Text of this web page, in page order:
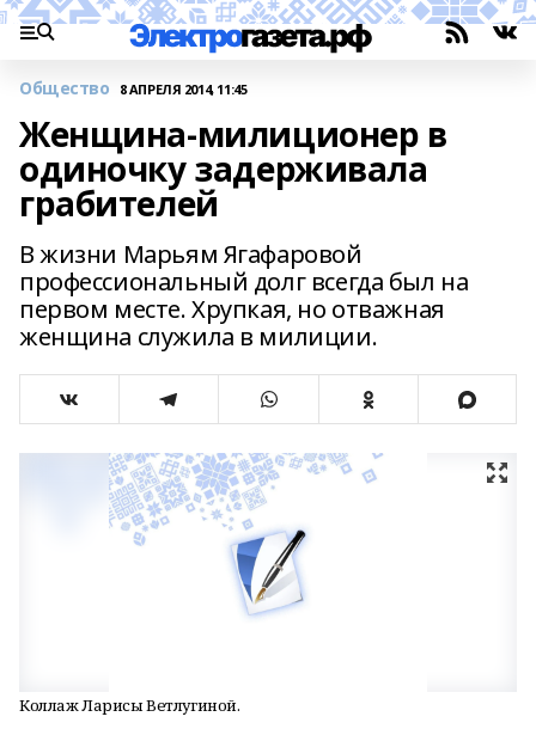
Общество 8 АПРЕЛЯ 2014, 11:45
Женщина-милиционер в
одиночку задерживала
грабителей
В жизни Марьям Ягафаровой
профессиональный долг всегда был на
первом месте. Хрупкая, но отважная
женщина служила в милиции.
Коллаж Ларисы Ветлугиной.